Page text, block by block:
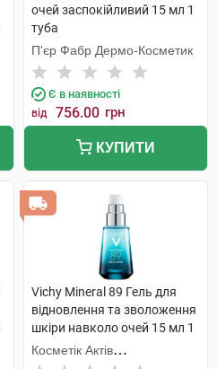
очей заспокійливий 15 мл 1
туба
П'єр Фабр Дермо-Косметик
Є в наявності
від 756.00 грн
КУПИТИ
Vichy Mineral 89 Гель для
відновлення та зволоження
шкіри навколо очей 15 мл 1
флакон
Косметік Актів